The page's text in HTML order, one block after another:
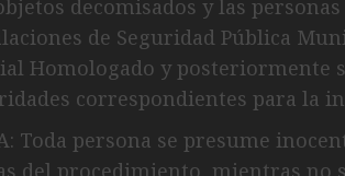
decomisados y las
de Seguridad Pública
Homologado y posteriormente
correspondientes para la
Toda persona se presume
del procedimiento, mientras no